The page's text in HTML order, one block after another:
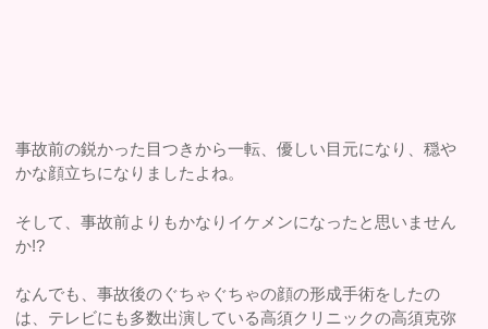
事故前の鋭かった目つきから一転、優しい目元になり、穏や
かな顔立ちになりましたよね。
そして、事故前よりもかなりイケメンになったと思いません
か!?
なんでも、事故後のぐちゃぐちゃの顔の形成手術をしたの
は、テレビにも多数出演している高須クリニックの高須克弥